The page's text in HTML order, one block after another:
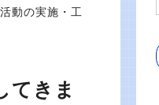
動の実施・工
てきま